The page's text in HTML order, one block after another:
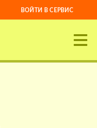
ВОЙТИ В СЕРВИС